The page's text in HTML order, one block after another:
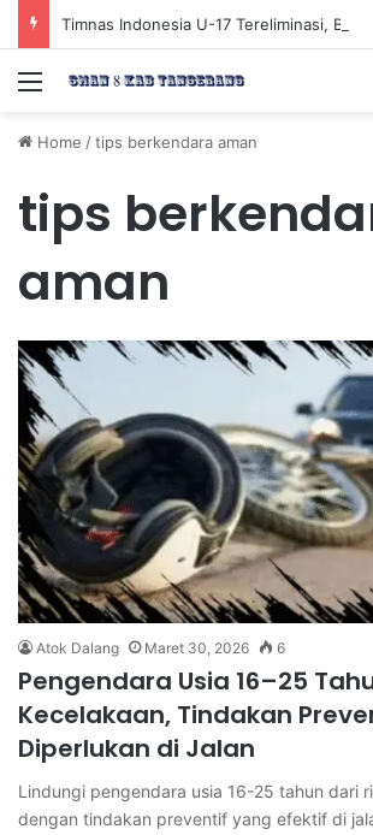
Menu
Home /tips berkendara aman
tips
aman
Atok Dalang Maret 30, 2026 6
Pengendara Usia 16–25
Kecelakaan, Tindakan
Diperlukan di Jalan
Lindungi pengendara usia 16-25 tahun dari
dengan tindakan preventif yang efektif di